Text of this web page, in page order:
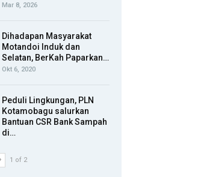
Mar 8, 2026
Dihadapan Masyarakat
Motandoi Induk dan
Selatan, BerKah Paparkan…
Okt 6, 2020
Peduli Lingkungan, PLN
Kotamobagu salurkan
Bantuan CSR Bank Sampah
di…
1 of 2